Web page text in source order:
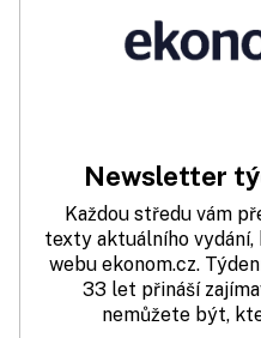
Newsletter
Každou středu vám
texty aktuálního
webu ekonom.cz.
33 let přináší
nemůžete být,